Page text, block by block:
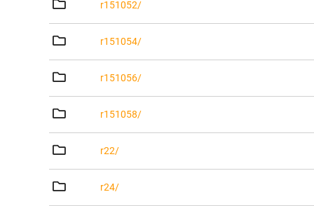
r151052/
r151054/
r151056/
r151058/
r22/
r24/